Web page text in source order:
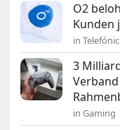
O2
Kunden
in
3
in Gaming